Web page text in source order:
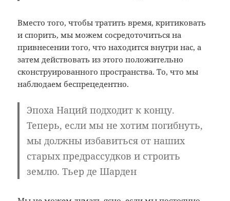
Вместо того, чтобы тратить время, критиковать
и спорить, мы можем сосредоточиться на
привнесении того, что находится внутри нас, а
затем действовать из этого положительно
сконструированного пространства. То, что мы
наблюдаем беспрецедентно.
Эпоха Наций подходит к концу.
Теперь, если мы не хотим погибнуть,
мы должны избавиться от наших
старых предрассудков и строить
землю. Тьер де Шарден